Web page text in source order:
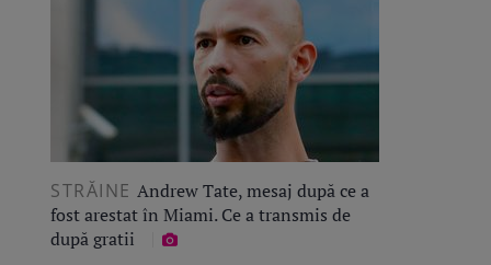
STRĂINE Andrew Tate, mesaj după ce a
fost arestat în Miami. Ce a transmis de
după gratii